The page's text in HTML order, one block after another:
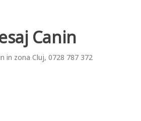
Canin
in zona Cluj, 0728 787 372